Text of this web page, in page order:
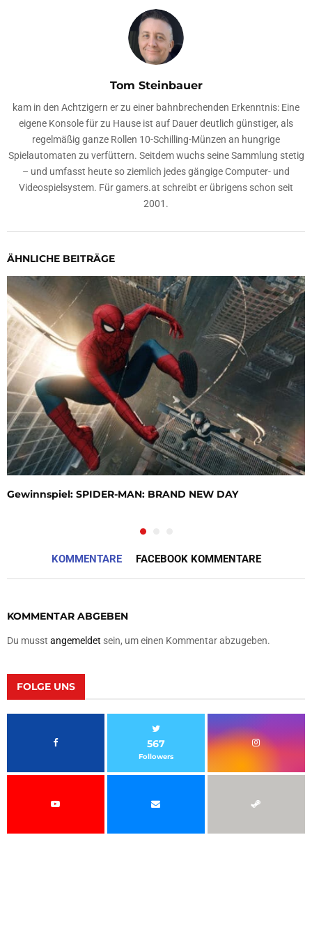
Tom Steinbauer
kam in den Achtzigern er zu einer bahnbrechenden Erkenntnis: Eine
eigene Konsole für zu Hause ist auf Dauer deutlich günstiger, als
regelmäßig ganze Rollen 10-Schilling-Münzen an hungrige
Spielautomaten zu verfüttern. Seitdem wuchs seine Sammlung stetig
– und umfasst heute so ziemlich jedes gängige Computer- und
Videospielsystem. Für gamers.at schreibt er übrigens schon seit
2001.
ÄHNLICHE BEITRÄGE
Gewinnspiel: SPIDER-MAN: BRAND NEW DAY
KOMMENTARE FACEBOOK KOMMENTARE
KOMMENTAR ABGEBEN
Du musst angemeldet sein, um einen Kommentar abzugeben.
FOLGE UNS
567
Followers